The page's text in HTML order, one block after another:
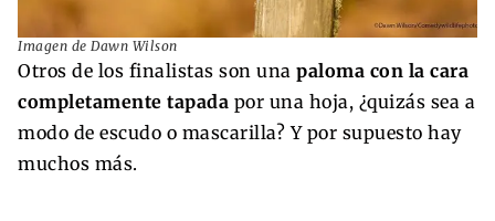
Imagen de Dawn Wilson
Otros de los finalistas son una paloma con la cara
completamente tapada por una hoja, ¿quizás sea a
modo de escudo o mascarilla? Y por supuesto hay
muchos más.